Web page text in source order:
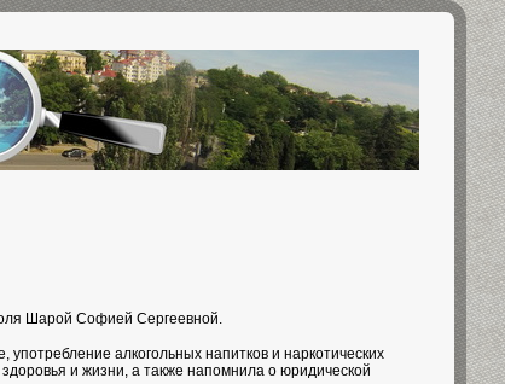
Шарой Софией Сергеевной.
алкогольных напитков и наркотических
и жизни, а также напомнила о юридической